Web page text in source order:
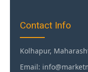
Contact Info
Kolhapur,
Email: